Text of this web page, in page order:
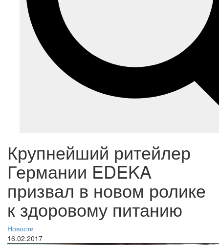
Крупнейший ритейлер
Германии EDEKA
призвал в новом ролике
к здоровому питанию
Новости
16.02.2017